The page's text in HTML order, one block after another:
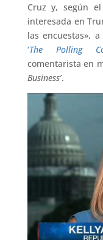
Cruz y, según
interesada en
las encuestas»,
‘The Polling
comentarista en
Business’.